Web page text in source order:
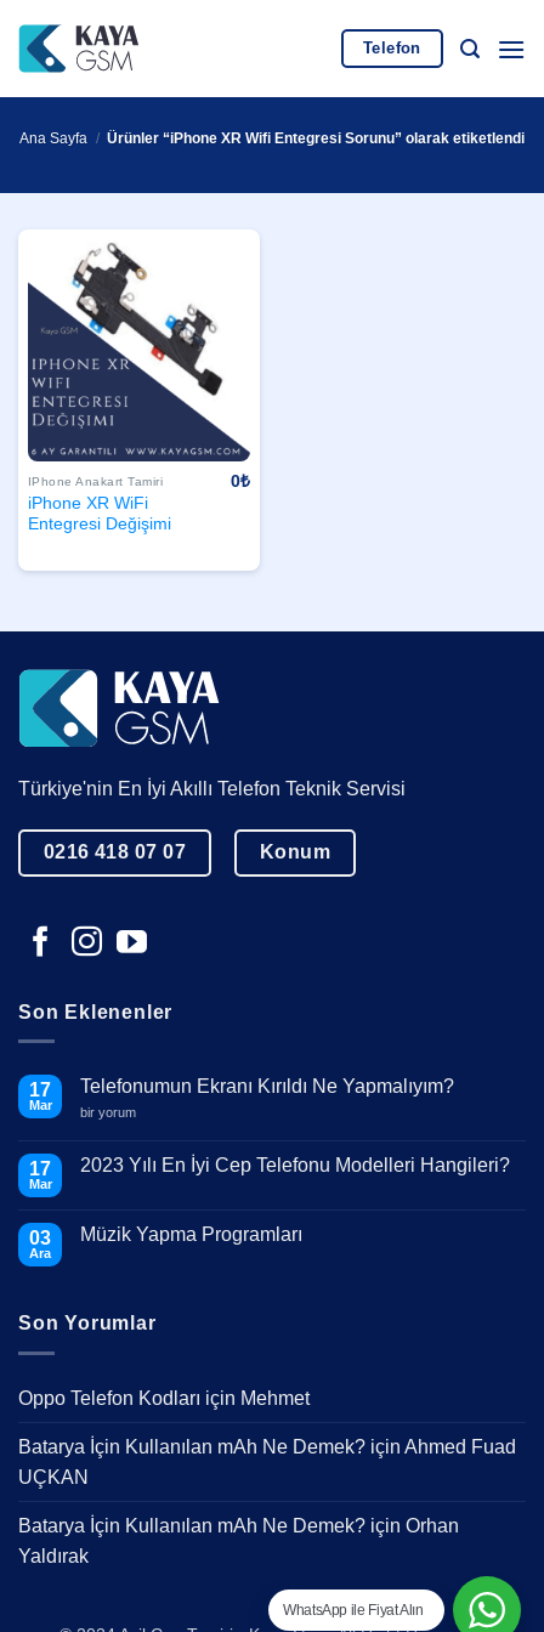
atla
Telefon
Ana Sayfa / Ürünler “iPhone XR Wifi Entegresi Sorunu” olarak etiketlendi
IPhone Anakart Tamiri
iPhone XR WiFi
Entegresi Değişimi
0₺
Türkiye'nin En İyi Akıllı Telefon Teknik Servisi
0216 418 07 07 Konum
Son Eklenenler
17
Mar
Telefonumun Ekranı Kırıldı Ne Yapmalıyım?
Telefonumun
Ne
Yapmalıyım?
bir yorum
17
Mar
2023 Yılı En İyi Cep Telefonu Modelleri Hangileri?
Yılı
Modelleri
Hangileri?
03
Ara
Müzik Yapma Programları
Programları
Son Yorumlar
Oppo Telefon Kodları için Mehmet
Batarya İçin Kullanılan mAh Ne Demek? için Ahmed Fuad
UÇKAN
Batarya İçin Kullanılan mAh Ne Demek? için Orhan
Yaldırak
WhatsApp ile Fiyat Alın